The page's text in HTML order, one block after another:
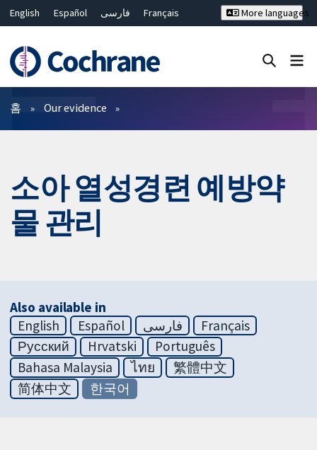
English Español فارسی
Français
Bahasa Malaysia
ไทย
繁體中文
简体中文
More languages
필터
홈 Our evidence
소아 열성경련 예방약
물 관리
Also available in
English
Español فارسی
Français
Русский
Hrvatski
Português
Bahasa Malaysia
ไทย
繁體中文
简体中文
한국어